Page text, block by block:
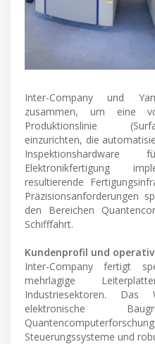
Inter-Company und
zusammen, um eine
Produktionslinie
einzurichten, die
Elektronikfertigung
resultierende
Präzisionsanforderungen
den Bereichen
Schifffahrt.
Kundenprofil und
Inter-Company fertigt
mehrlagige
Industriesektoren. Das
elektronische
Steuerungssysteme und